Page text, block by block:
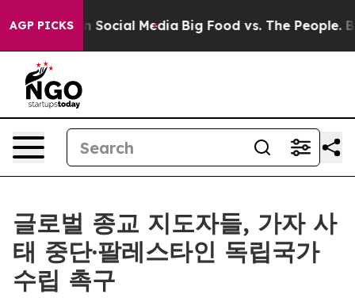
AGP PICKSon Social Media Big Food vs. The People. Big
글로벌 종교 지도자들, 가자 사
태 중단·팔레스타인 독립국가
수립 촉구